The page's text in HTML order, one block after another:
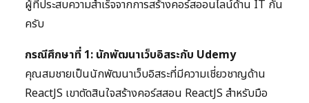
ผู้ที่ประสบความสำเร็จจากการสร้างคอร์สออนไลน์ด้าน IT กัน
ครับ
กรณีศึกษาที่ 1: นักพัฒนาเว็บอิสระกับ Udemy
คุณสมชายเป็นนักพัฒนาเว็บอิสระที่มีความเชี่ยวชาญด้าน
ReactJS เขาตัดสินใจสร้างคอร์สสอน ReactJS สำหรับมือ